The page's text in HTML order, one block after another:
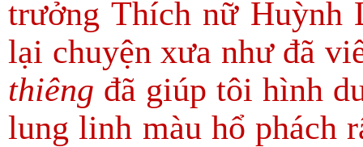
trưởng Thích nữ Huỳnh
lại chuyện xưa như đã
thiêng đã giúp tôi hình
lung linh màu hổ phách